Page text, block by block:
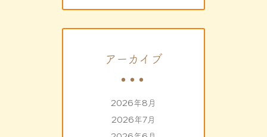
アーカイブ
2026年8月
2026年7月